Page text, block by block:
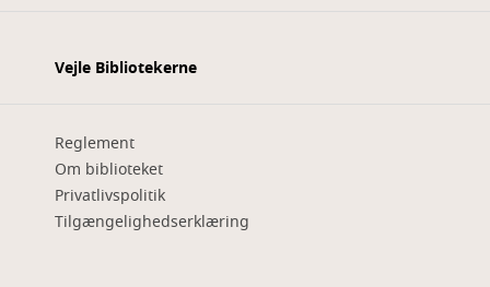
Vejle Bibliotekerne
Reglement
Om biblioteket
Privatlivspolitik
Tilgængelighedserklæring